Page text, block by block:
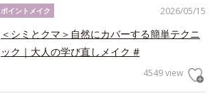
2026/05/15
ポイントメイク
＜シミとクマ＞自然にカバーする簡単テクニ
ック｜大人の学び直しメイク #
4549 view